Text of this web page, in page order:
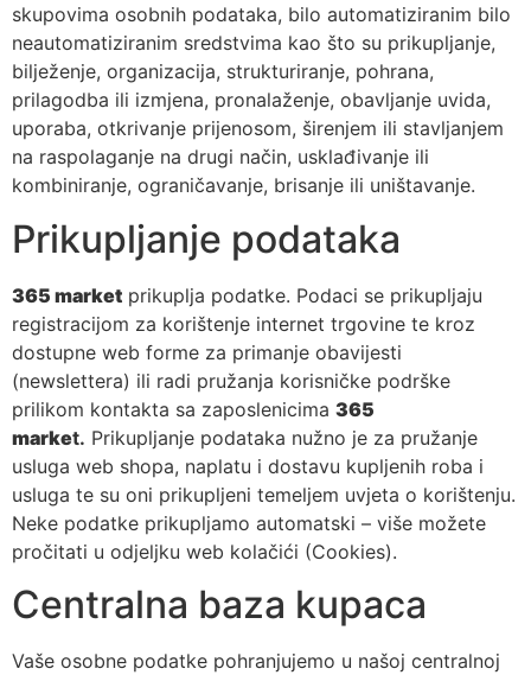
skupovima osobnih podataka, bilo automatiziranim bilo
neautomatiziranim sredstvima kao što su prikupljanje,
bilježenje, organizacija, strukturiranje, pohrana,
prilagodba ili izmjena, pronalaženje, obavljanje uvida,
uporaba, otkrivanje prijenosom, širenjem ili stavljanjem
na raspolaganje na drugi način, usklađivanje ili
kombiniranje, ograničavanje, brisanje ili uništavanje.
Prikupljanje podataka
365 market prikuplja podatke. Podaci se prikupljaju
registracijom za korištenje internet trgovine te kroz
dostupne web forme za primanje obavijesti
(newslettera) ili radi pružanja korisničke podrške
prilikom kontakta sa zaposlenicima 365
market. Prikupljanje podataka nužno je za pružanje
usluga web shopa, naplatu i dostavu kupljenih roba i
usluga te su oni prikupljeni temeljem uvjeta o korištenju.
Neke podatke prikupljamo automatski – više možete
pročitati u odjeljku web kolačići (Cookies).
Centralna baza kupaca
Vaše osobne podatke pohranjujemo u našoj centralnoj